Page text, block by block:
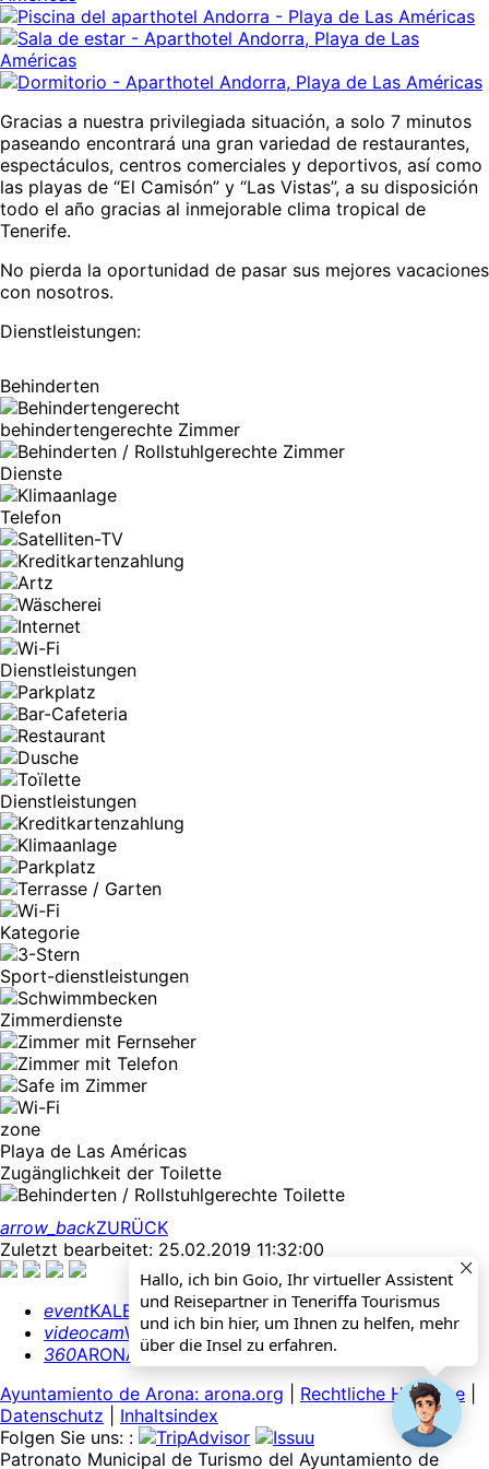
Hallo, ich bin Goio, Ihr virtueller Assistent
und Reisepartner in Teneriffa Tourismus
und ich bin hier, um Ihnen zu helfen, mehr
über die Insel zu erfahren.
Gracias a nuestra privilegiada situación, a solo 7 minutos
paseando encontrará una gran variedad de restaurantes,
espectáculos, centros comerciales y deportivos, así como
las playas de “El Camisón” y “Las Vistas”, a su disposición
todo el año gracias al inmejorable clima tropical de
Tenerife.
No pierda la oportunidad de pasar sus mejores vacaciones
con nosotros.
Dienstleistungen:
Behinderten
behindertengerechte Zimmer
Dienste
Telefon
Dienstleistungen
Dienstleistungen
Kategorie
Sport-dienstleistungen
Zimmerdienste
zone
Playa de Las Américas
Zugänglichkeit der Toilette
arrow_backZURÜCK
Zuletzt bearbeitet: 25.02.2019 11:32:00
eventKALENDER
videocamWEBCAMS
360ARONA 360º
Ayuntamiento de Arona: arona.org
Rechtliche Hinweise
Datenschutz
Inhaltsindex
Folgen Sie uns: :
Patronato Municipal de Turismo del Ayuntamiento de